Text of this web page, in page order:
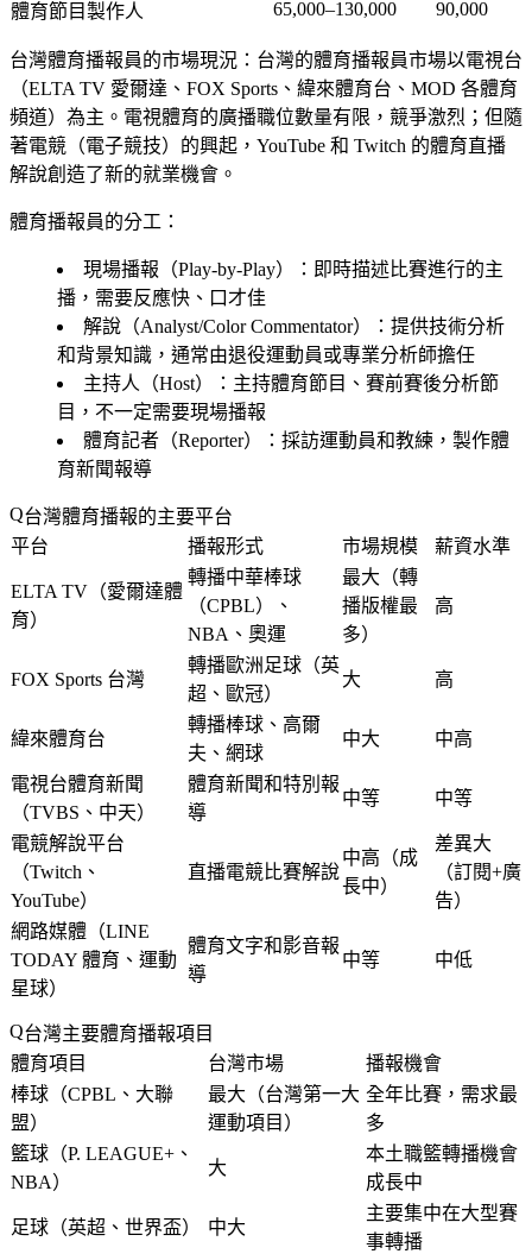
體育節目製作人
65,000–130,000 90,000
台灣體育播報員的市場現況 ：台灣的體育播報員市場以電視台
（ELTA TV 愛爾達、FOX Sports、緯來體育台、MOD 各體育
頻道）為主。電視體育的廣播職位數量有限，競爭激烈；但隨
著電競（電子競技）的興起，YouTube 和 Twitch 的體育直播
解說創造了新的就業機會。
體育播報員的分工 ：
現場播報（Play-by-Play）：即時描述比賽進行的主
播，需要反應快、口才佳
解說（Analyst/Color Commentator）：提供技術分析
和背景知識，通常由退役運動員或專業分析師擔任
主持人（Host）：主持體育節目、賽前賽後分析節
目，不一定需要現場播報
體育記者（Reporter）：採訪運動員和教練，製作體
育新聞報導
台灣體育播報的主要平台
平台
播報形式 市場規模 薪資水準
ELTA TV（愛爾達體
育）
轉播中華棒球
（CPBL）、
NBA、奧運
最大（轉
播版權最
多）
高
FOX Sports 台灣
轉播歐洲足球（英
超、歐冠）
大 高
緯來體育台
轉播棒球、高爾
夫、網球
中大 中高
電視台體育新聞
（TVBS、中天）
體育新聞和特別報
導
中等 中等
電競解說平台
（Twitch、
YouTube）
直播電競比賽解說
中高（成
長中）
差異大
（訂閱+廣
告）
網路媒體（LINE
TODAY 體育、運動
星球）
體育文字和影音報
導
中等 中低
台灣主要體育播報項目
體育項目
台灣市場
播報機會
棒球（CPBL、大聯
盟）
最大（台灣第一大
運動項目）
全年比賽，需求最
多
籃球（P. LEAGUE+、
NBA）
大
本土職籃轉播機會
成長中
足球（英超、世界盃） 中大
主要集中在大型賽
事轉播